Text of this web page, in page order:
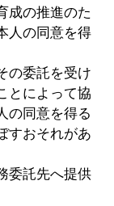
成の推進のた
人の同意を得
の委託を受け
とによって協
の同意を得る
すおそれがあ
委託先へ提供